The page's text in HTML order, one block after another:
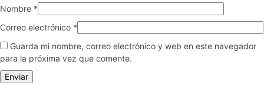
Nombre *
Correo electrónico *
Guarda mi nombre, correo electrónico y web en este navegador
para la próxima vez que comente.